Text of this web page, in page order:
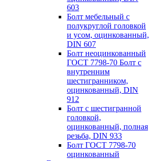
603
Болт мебельный с
полукруглой головкой
и усом, оцинкованный,
DIN 607
Болт неоцинкованный
ГОСТ 7798-70 Болт с
внутренним
шестигранником,
оцинкованный, DIN
912
Болт с шестигранной
головкой,
оцинкованный, полная
резьба, DIN 933
Болт ГОСТ 7798-70
оцинкованный